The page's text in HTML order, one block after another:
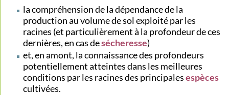
la compréhension de la dépendance de la
production au volume de sol exploité par les
racines (et particulièrement à la profondeur de ces
dernières, en cas desécheresse)
et, en amont, la connaissance des profondeurs
potentiellement atteintes dans les meilleures
conditions par les racines des principalesespèces
cultivées.